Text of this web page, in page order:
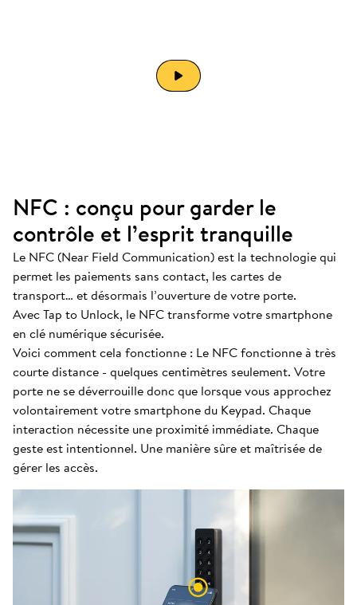
NFC : conçu pour garder le
contrôle et l’esprit tranquille
Le NFC (Near Field Communication) est la technologie qui
permet les paiements sans contact, les cartes de
transport… et désormais l’ouverture de votre porte.
Avec Tap to Unlock, le NFC transforme votre smartphone
en clé numérique sécurisée.
Voici comment cela fonctionne : Le NFC fonctionne à très
courte distance - quelques centimètres seulement. Votre
porte ne se déverrouille donc que lorsque vous approchez
volontairement votre smartphone du Keypad. Chaque
interaction nécessite une proximité immédiate. Chaque
geste est intentionnel. Une manière sûre et maîtrisée de
gérer les accès.